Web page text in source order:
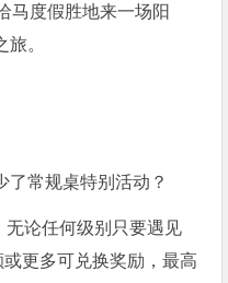
马度假胜地来一场阳
。
了常规桌特别活动？
论任何级别只要遇见
更多可兑换奖励，最高